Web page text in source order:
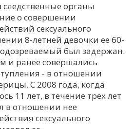
С
Т
органы
о совершении
сексуального
8-летней девочки ее 60-
был задержан.
и ранее совершались
- в отношении
С 2008 года, когда
11 лет, в течение трех лет
в отношении нее
сексуального